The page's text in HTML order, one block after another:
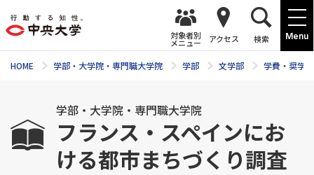
Menu
対象者別
メニュー アクセス 検索
HOME 学部・大学院・専門職大学院 学部 文学部 学費・奨学金
学部・大学院・専門職大学院
フランス・スペインにお
ける都市まちづくり調査